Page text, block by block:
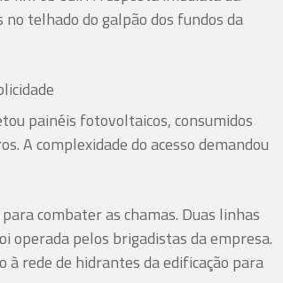
telhado do galpão dos fundos da
painéis fotovoltaicos, consumidos
A complexidade do acesso demandou
combater as chamas. Duas linhas
pelos brigadistas da empresa.
à rede de hidrantes da edificação para